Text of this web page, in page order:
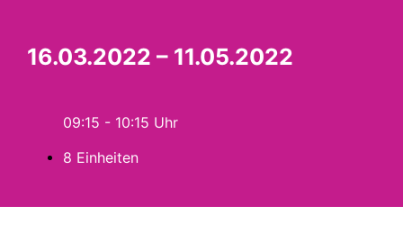
16.03.2022 – 11.05.2022
09:15 - 10:15
8 Einheiten